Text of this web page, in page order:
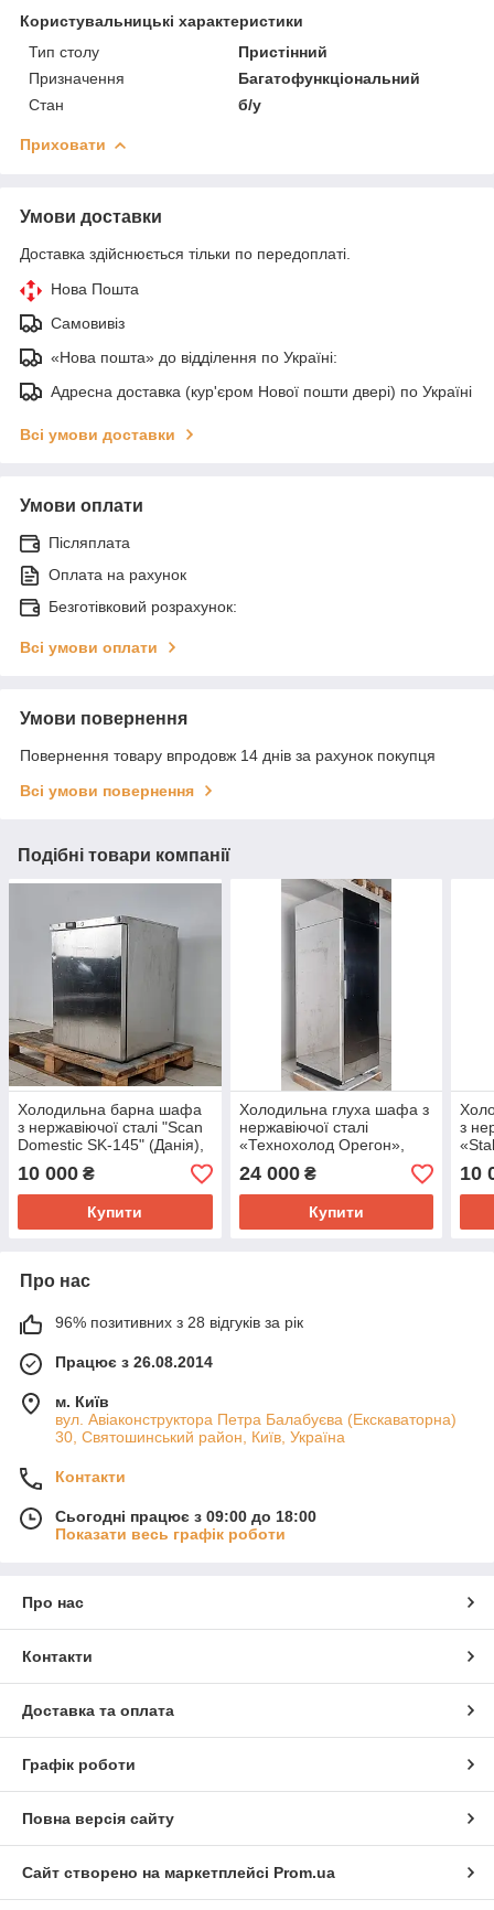
Користувальницькі характеристики
Тип столу
Пристінний
Призначення
Багатофункціональний
Стан
б/у
Приховати
Умови доставки
Доставка здійснюється тільки по передоплаті.
Нова Пошта
Самовивіз
«Нова пошта» до відділення по Україні:
Адресна доставка (кур'єром Нової пошти двері) по Україні
Всі умови доставки
Умови оплати
Післяплата
Оплата на рахунок
Безготівковий розрахунок:
Всі умови оплати
Умови повернення
Повернення товару впродовж 14 днів за рахунок покупця
Всі умови повернення
Подібні товари компанії
Холодильна барна шафа
з нержавіючої сталі "Scan
Domestic SK-145" (Данія),
(+1° +8°) об'єм 140 л., Б/у
10 000 ₴
Купити
Холодильна глуха шафа з
нержавіючої сталі
«Технохолод Орегон»,
(Україна), (0° +4°) об'єм
700 л., Б/у
24 000₴
Купити
з
10
Про нас
96% позитивних з 28 відгуків за рік
Працює з 26.08.2014
м. Київ
вул. Авіаконструктора Петра Балабуєва (Екскаваторна)
30, Святошинський район, Київ, Україна
Контакти
Сьогодні працює з 09:00 до 18:00
Показати весь графік роботи
Про нас
Контакти
Доставка та оплата
Графік роботи
Повна версія сайту
Сайт створено на маркетплейсі Prom.ua